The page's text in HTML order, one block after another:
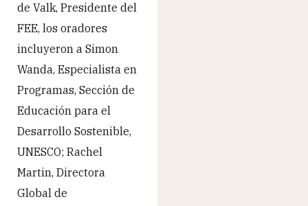
de Valk, Presidente del
FEE, los oradores
incluyeron a Simon
Wanda, Especialista en
Programas, Sección de
Educación para el
Desarrollo Sostenible,
UNESCO; Rachel
Martin, Directora
Global de